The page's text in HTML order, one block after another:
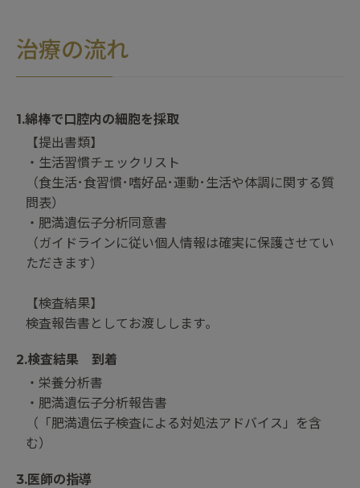
治療の流れ
1.綿棒で口腔内の細胞を採取
【提出書類】
・生活習慣チェックリスト
（食生活･食習慣･嗜好品･運動･生活や体調に関する質
問表）
・肥満遺伝子分析同意書
（ガイドラインに従い個人情報は確実に保護させてい
ただきます）
【検査結果】
検査報告書としてお渡しします｡
2.検査結果 到着
・栄養分析書
・肥満遺伝子分析報告書
（「肥満遺伝子検査による対処法アドバイス」を含
む）
3.医師の指導